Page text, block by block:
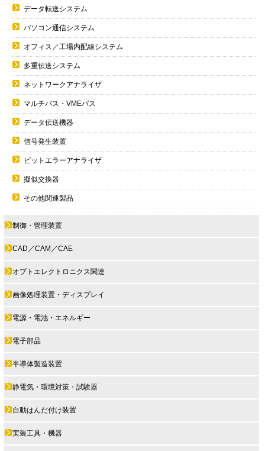
データ転送システム
パソコン通信システム
オフィス／工場内配線システム
多重伝送システム
ネットワークアナライザ
マルチバス・VMEバス
データ伝送機器
信号発生装置
ビットエラーアナライザ
擬似交換器
その他関連製品
制御・管理装置
CAD／CAM／CAE
オプトエレクトロニクス関連
画像処理装置・ディスプレイ
電源・電池・エネルギー
電子部品
半導体製造装置
静電気・環境対策・試験器
自動はんだ付け装置
実装工具・機器